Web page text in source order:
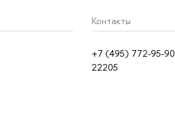
Контакты
+7 (495) 772-95-90
22205